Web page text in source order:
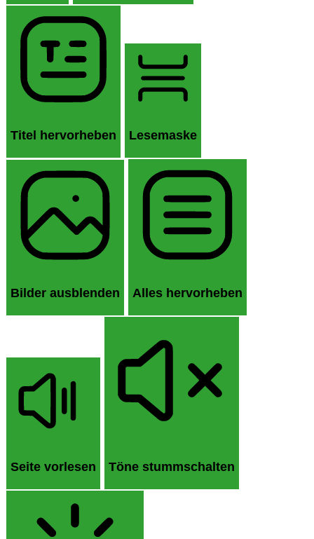
Titel hervorheben Lesemaske
Bilder ausblenden Alles hervorheben
Seite vorlesen Töne stummschalten